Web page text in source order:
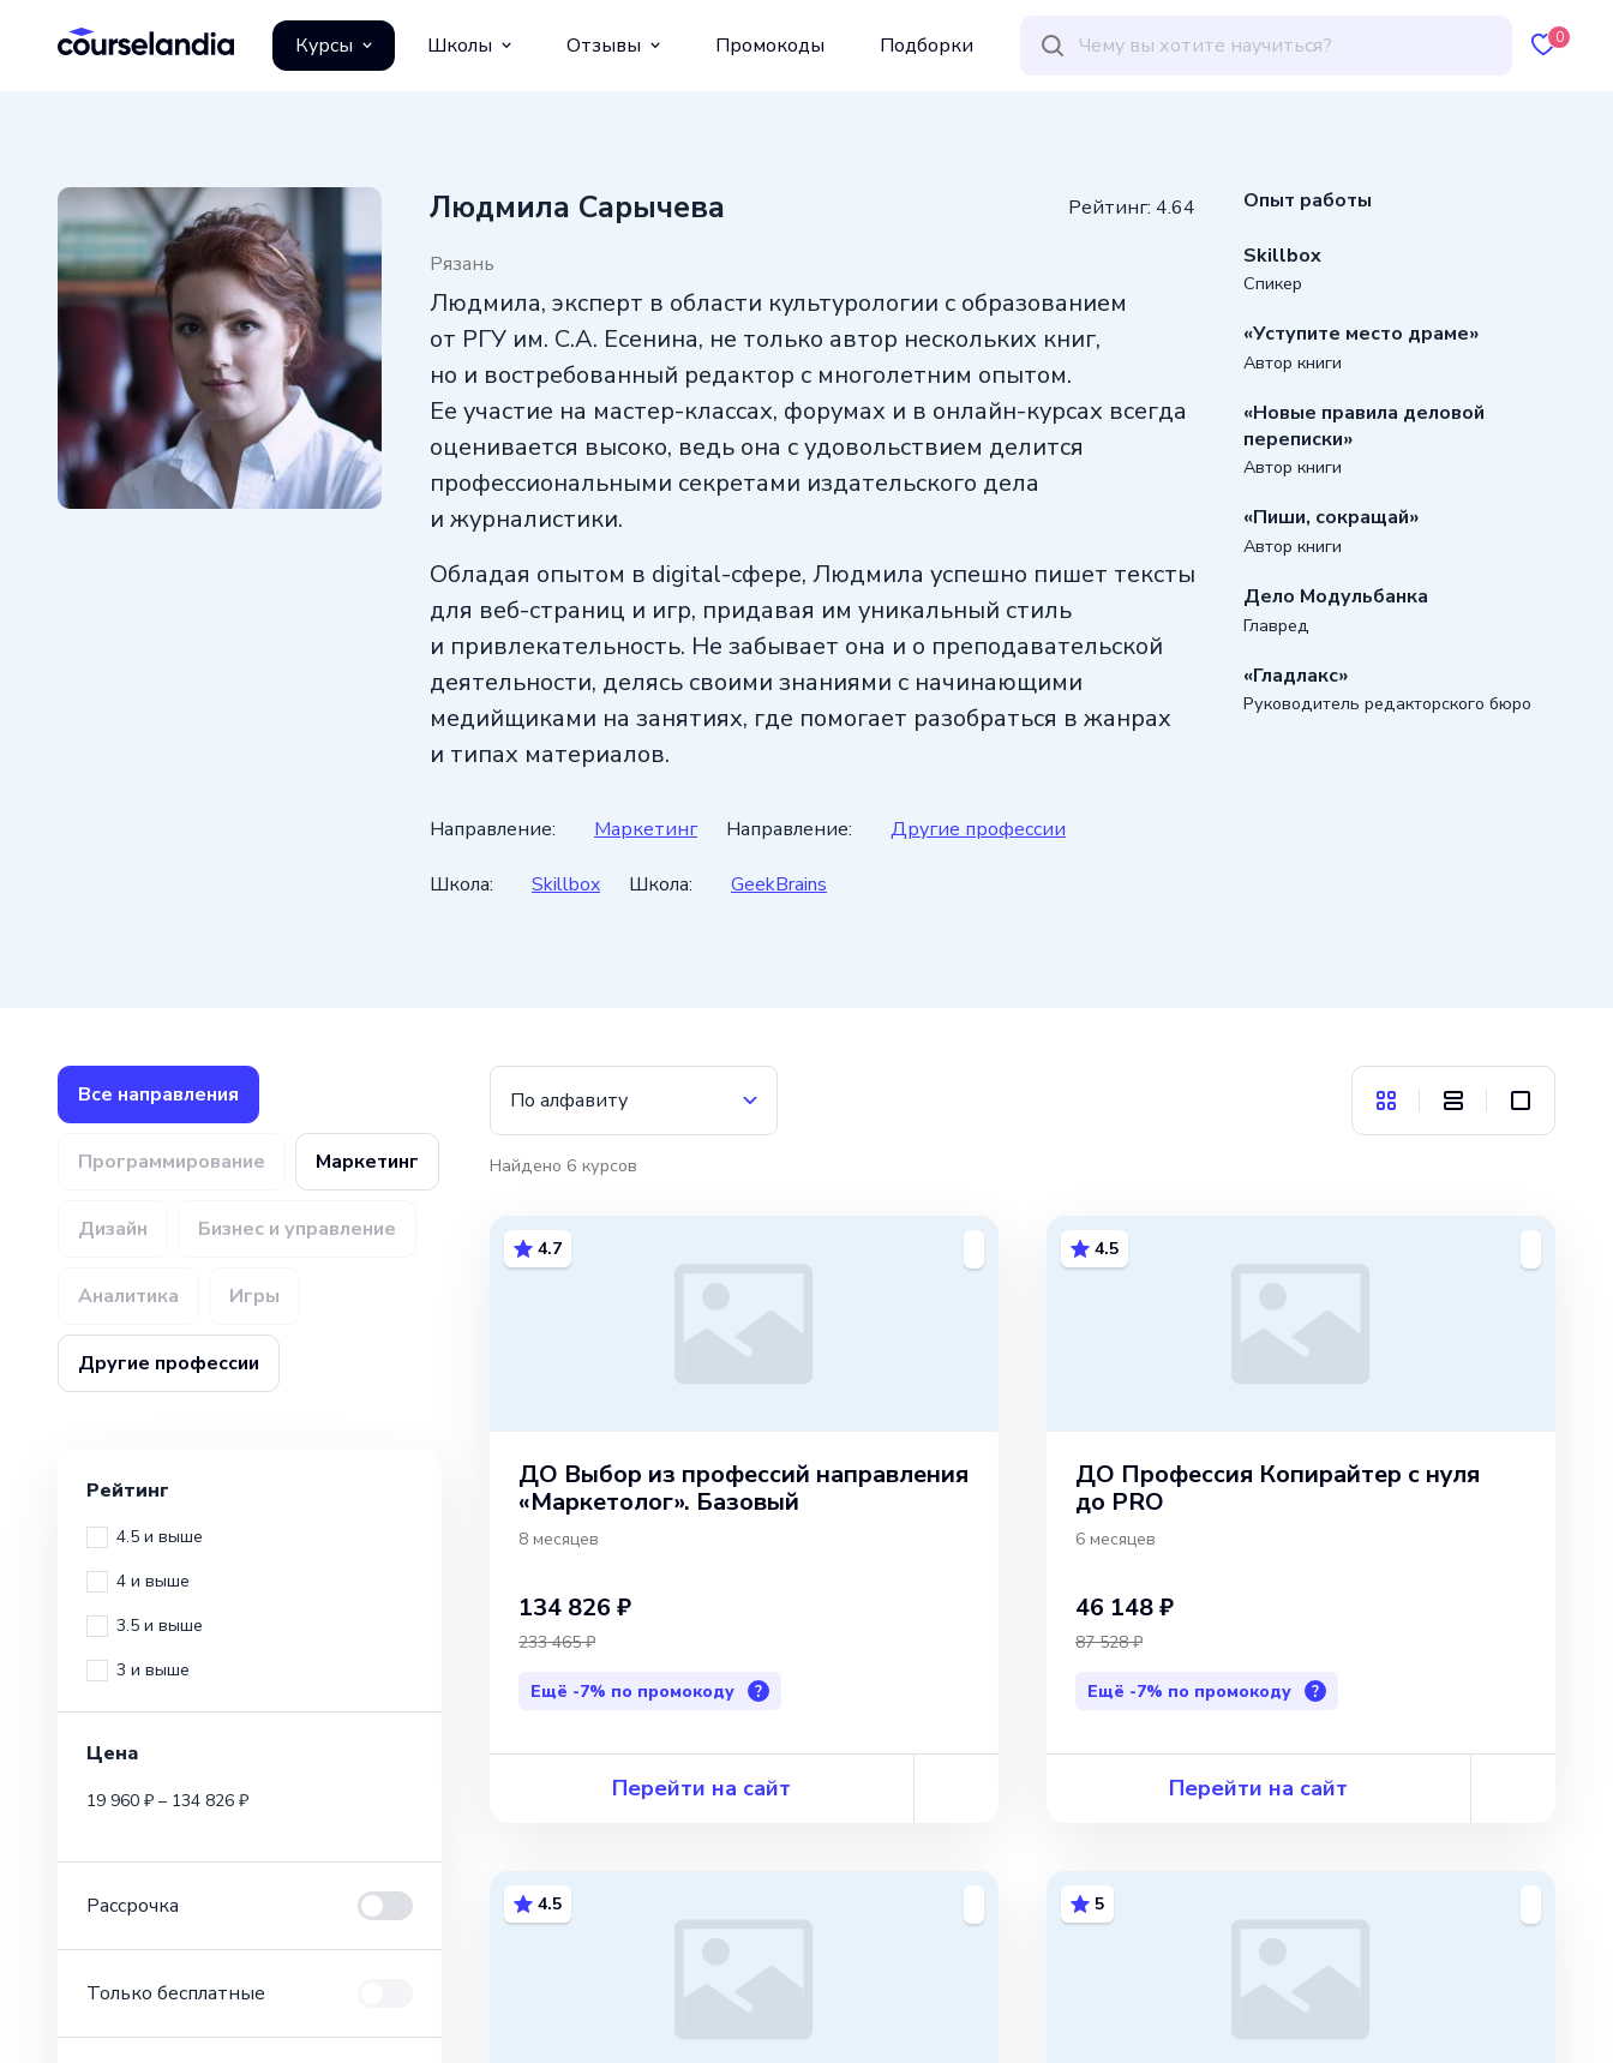
Курсы Школы Отзывы Промокоды Подборки 0
Людмила Сарычева Рейтинг: 4.64
Рязань
Людмила, эксперт в области культурологии с образованием
от РГУ им. С.А. Есенина, не только автор нескольких книг,
но и востребованный редактор с многолетним опытом.
Ее участие на мастер-классах, форумах и в онлайн-курсах всегда
оценивается высоко, ведь она с удовольствием делится
профессиональными секретами издательского дела
и журналистики.
Обладая опытом в digital-сфере, Людмила успешно пишет тексты
для веб-страниц и игр, придавая им уникальный стиль
и привлекательность. Не забывает она и о преподавательской
деятельности, делясь своими знаниями с начинающими
медийщиками на занятиях, где помогает разобраться в жанрах
и типах материалов.
расширяет свои профессиональные горизонты, но и вносит
значительный вклад в развитие своей отрасли. Ее страсть
Направление: Маркетинг Направление: Другие профессии
Школа: Skillbox Школа: GeekBrains
Опыт работы
Skillbox
Спикер
«Уступите место драме»
Автор книги
«Новые правила деловой
переписки»
Автор книги
«Пиши, сокращай»
Автор книги
Дело Модульбанка
Главред
«Гладлакс»
Руководитель редакторского бюро
По алфавиту
Найдено 6 курсов
4.7
ДО Выбор из профессий направления
«Маркетолог». Базовый
8 месяцев
134 826 ₽
233 465 ₽
Ещё -7% по промокоду ?
Перейти на сайт
4.5
ДО Профессия Копирайтер с нуля
до PRO
6 месяцев
46 148 ₽
87 528 ₽
Ещё -7% по промокоду ?
Перейти на сайт
4.5 5
Все направления
Программирование Маркетинг
Дизайн Бизнес и управление
Аналитика Игры
Другие профессии
Рейтинг
4.5 и выше
4 и выше
3.5 и выше
3 и выше
Цена
19 960 ₽ – 134 826 ₽
Рассрочка
Только бесплатные